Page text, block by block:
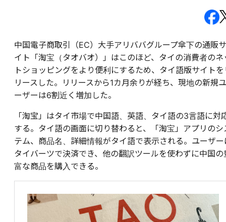
中国電子商取引（EC）大手アリババグループ傘下の通販サ
イト「淘宝（タオバオ）」はこのほど、タイの消費者のネ
トショッピングをより便利にするため、タイ語版サイトを
リースした。リリースから1カ月余りが経ち、現地の新規ユ
ーザーは6割近く増加した。
「淘宝」はタイ市場で中国語、英語、タイ語の3言語に対
する。タイ語の画面に切り替わると、「淘宝」アプリのシ
テム、商品名、詳細情報がタイ語で表示される。ユーザー
タイバーツで決済でき、他の翻訳ツールを使わずに中国の
富な商品を購入できる。